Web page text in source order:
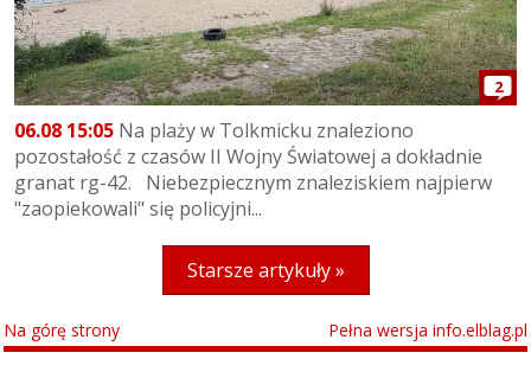
2
06.08 15:05 Na plaży w Tolkmicku znaleziono
pozostałość z czasów II Wojny Światowej a dokładnie
granat rg-42. Niebezpiecznym znaleziskiem najpierw
"zaopiekowali" się policyjni...
Starsze artykuły »
Na górę strony Pełna wersja info.elblag.pl